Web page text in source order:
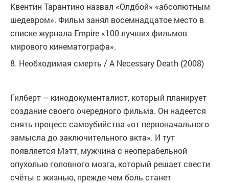
Квентин Тарантино назвал «Олдбой» «абсолютным
шедевром». Фильм занял восемнадцатое место в
списке журнала Empire «100 лучших фильмов
мирового кинематографа».
8. Необходимая смерть / A Necessary Death (2008)
Гилберт – кинодокументалист, который планирует
создание своего очередного фильма. Он надеется
снять процесс самоубийства «от первоначального
замысла до заключительного акта». И тут
появляется Мэтт, мужчина с неоперабельной
опухолью головного мозга, который решает свести
счёты с жизнью, прежде чем боль станет